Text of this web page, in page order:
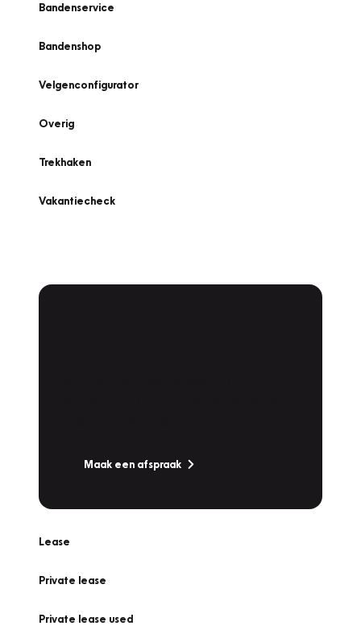
Bandenservice
Bandenshop
Velgenconfigurator
Overig
Trekhaken
Vakantiecheck
Maak een afspraak
Lease
Private lease
Private lease used